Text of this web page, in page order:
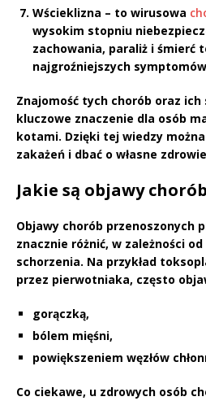
Wścieklizna – to wirusowa
wysokim stopniu
zachowania, paraliż i śmierć
najgroźniejszych
Znajomość tych chorób oraz
kluczowe znaczenie dla osób
kotami. Dzięki tej wiedzy
zakażeń i dbać o własne
Jakie są objawy
Objawy chorób przenoszonych
znacznie różnić, w zależności
schorzenia. Na przykład
przez pierwotniaka, często
gorączką,
bólem mięśni,
powiększeniem węzłów
Co ciekawe, u zdrowych osób